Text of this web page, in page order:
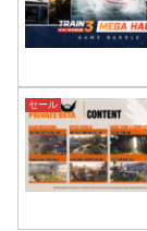
セール